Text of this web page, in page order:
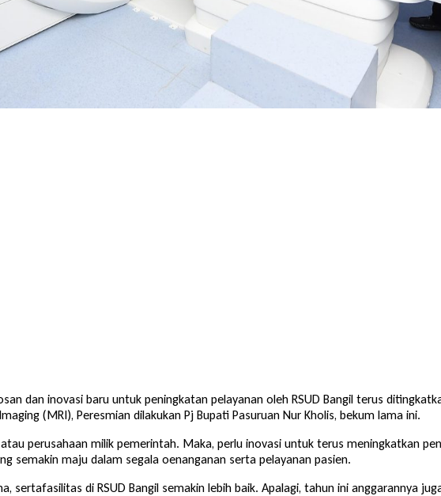
dan inovasi baru untuk peningkatan pelayanan oleh RSUD Bangil terus
(MRI), Peresmian dilakukan Pj Bupati Pasuruan Nur Kholis, bekum lama ini.
atau perusahaan milik pemerintah. Maka, perlu inovasi untuk terus meningkatkan
semakin maju dalam segala oenanganan serta pelayanan pasien.
sertafasilitas di RSUD Bangil semakin lebih baik. Apalagi, tahun ini anggarannya